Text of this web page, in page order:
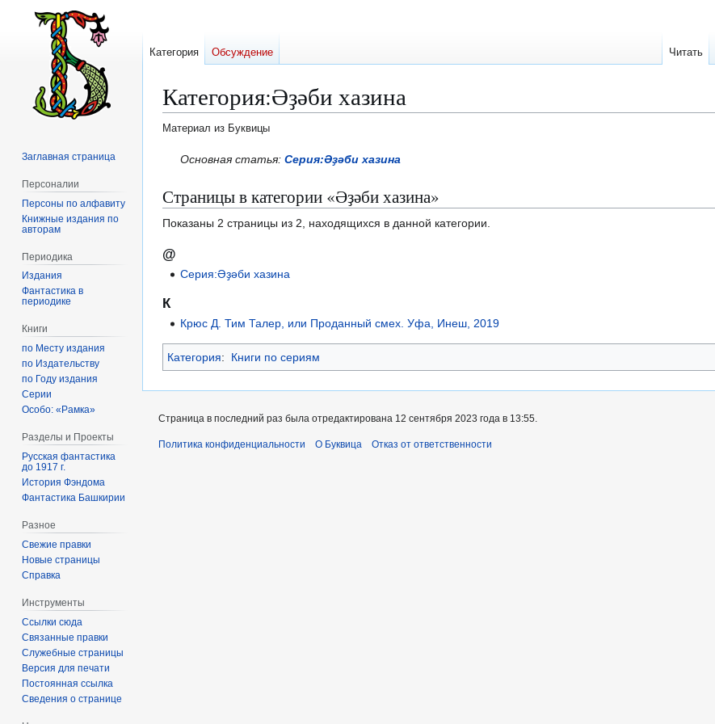
Категория:Әҙәби хазина
Материал из Буквицы
Перейти
навигации
Перейти
поиску
Основная статья:Серия:Әҙәби хазина
Страницы в категории «Әҙәби хазина»
Показаны 2 страницы из 2, находящихся в данной категории.
@
Серия:Әҙәби хазина
К
Крюс Д. Тим Талер, или Проданный смех. Уфа, Инеш, 2019
Категория: Книги по сериям
Категория Обсуждение Читать
Заглавная страница
Персоналии
Персоны по алфавиту
Книжные издания по
авторам
Периодика
Издания
Фантастика в
периодике
Книги
по Месту издания
по Издательству
по Году издания
Серии
Особо: «Рамка»
Разделы и Проекты
Русская фантастика
до 1917 г.
История Фэндома
Фантастика Башкирии
Разное
Свежие правки
Новые страницы
Справка
Инструменты
Ссылки сюда
Связанные правки
Служебные страницы
Версия для печати
Постоянная ссылка
Сведения о странице
Страница в последний раз была отредактирована 12 сентября 2023 года в 13:55.
Политика конфиденциальности О Буквица Отказ от ответственности